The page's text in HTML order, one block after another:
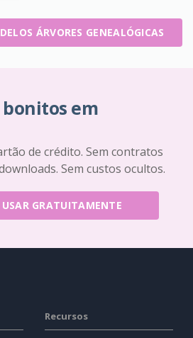
ÁRVORES GENEALÓGICAS
bonitos em
de crédito. Sem contratos
Sem custos ocultos.
USAR GRATUITAMENTE
Recursos